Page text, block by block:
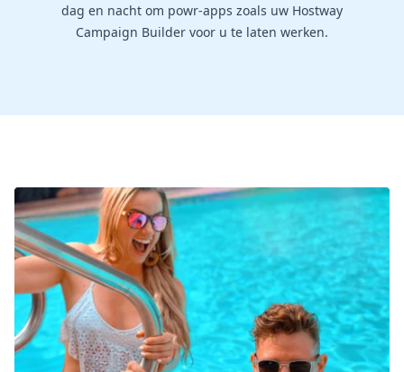
dag en nacht om powr-apps zoals uw Hostway
Campaign Builder voor u te laten werken.